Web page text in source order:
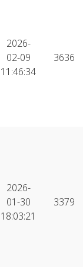
2026-
02-09
11:46:34
3636
2026-
01-30
18:03:21
3379